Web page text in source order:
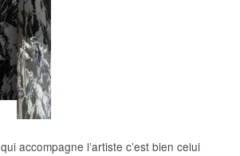
qui accompagne l’artiste c’est bien celui